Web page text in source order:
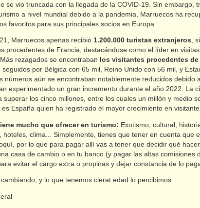
se vio truncada con la llegada de la COVID-19. Sin embargo,
a nivel mundial debido a la pandemia, Marruecos ha
favoritos para sus principales socios en Europa.
Marruecos apenas recibió 1.200.000 turistas extranjeros,
procedentes de Francia, destacándose como el líder en
rezagados se encontraban los visitantes procedentes de
por Bélgica con 65 mil, Reino Unido con 56 mil, y
números aún se encontraban notablemente reducidos debido
experimentado un gran incremento durante el año 2022. La
superar los cinco millones, entre los cuales un millón y medio
es España quien ha registrado el mayor crecimiento en
mucho que ofrecer en turismo: Exotismo, cultural,
hoteles, clima... Simplemente, tienes que tener en cuenta que
por lo que para pagar allí vas a tener que decidir qué
casa de cambio o en tu banco (y pagar las altas comisiones
evitar el cargo extra o propinas y dejar constancia de lo
y lo que tenemos cierat edad lo percibimos.